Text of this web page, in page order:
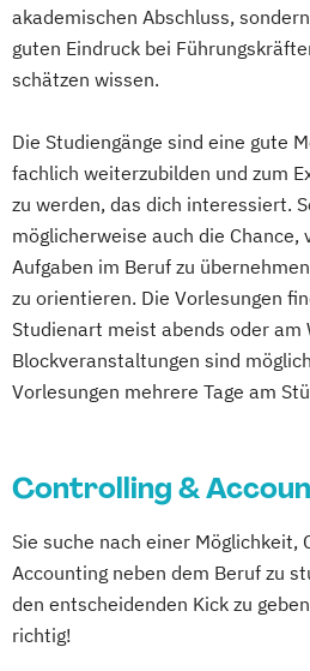
Managing Global Dynamics
Marketing & Digitale
Maschinenbau & Digitale
Medical Care
Nachhaltiges
Technologiemanagement
Personalmanagement
Pflegemanagement
Primary Care
Psychologie & Künstliche
Recht & Management
Risk Management &
Sales Management
Soziale Medizin &
Sozialmanagement
Master of Business
Media and Data-driven
Wirtschaftspsychologie
Planung und Koordination
Arbeit
Rechnungswesen
Sales and Negotiation
Soziale Arbeit in der
Supply Chain
akademischen Abschluss,
guten Eindruck bei
schätzen wissen.
Die Studiengänge sind eine gute
fachlich weiterzubilden und zum
zu werden, das dich interessiert.
möglicherweise auch die
Aufgaben im Beruf zu
zu orientieren. Die Vorlesungen
Studienart meist abends oder am
Blockveranstaltungen sind
Vorlesungen mehrere Tage am
Controlling &
Sie suche nach einer Möglichkeit,
Accounting neben dem Beruf zu
den entscheidenden Kick zu
richtig!